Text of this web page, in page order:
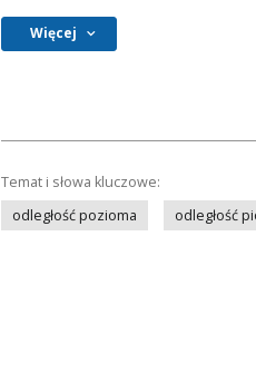
Więcej
Temat i słowa kluczowe:
odległość pozioma
odległość